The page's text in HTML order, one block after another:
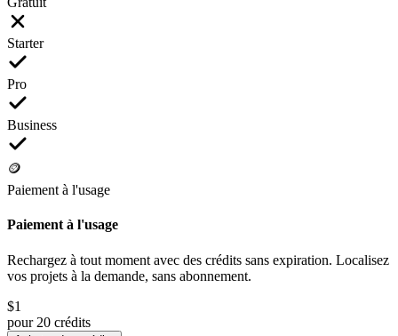
Starter
Pro
Business
🪙
Paiement à l'usage
Paiement à l'usage
Rechargez à tout moment avec des crédits sans expiration. Localisez
vos projets à la demande, sans abonnement.
$1
pour 20 crédits